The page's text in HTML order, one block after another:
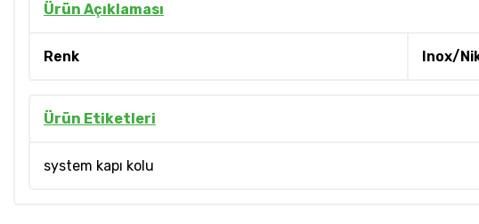
Ürün Açıklaması
Renk Inox/
Ürün Etiketleri
system kapı kolu